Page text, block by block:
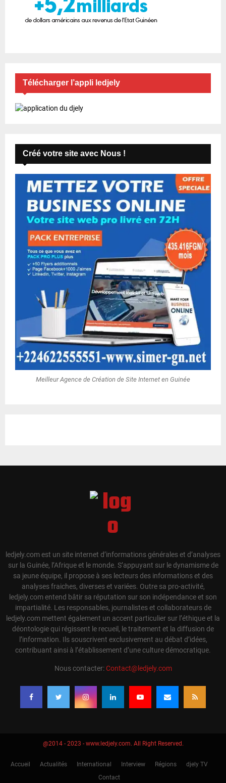
Télécharger l’appli ledjely
Créé votre site avec Nous !
Meilleur Agence de Création de Site Internet en Guinée
ledjely.com est un site internet d’informations générales et d’analyses
sur la Guinée, l’Afrique et le monde. S’appuyant sur le dynamisme de
sa jeune équipe, il propose à ses lecteurs des informations et des
analyses fraiches, diverses et variées. Outre sa pro-activité,
ledjely.com entend bâtir sa réputation sur son indépendance et son
impartialité. Les responsables, journalistes et collaborateurs de
ledjely.com mettent également un accent particulier sur l’éthique et la
déontologie qui régissent le recueil, le traitement et la diffusion de
l’information. Ils souscrivent exclusivement au débat d’idées,
contribuant ainsi à l’établissement d’une culture démocratique.
Nous contacter:Contact@ledjely.com
@2014 - 2023 - www.ledjely.com. All Right Reserved.
Accueil Actualités International Interview Régions
djely TV
Contact